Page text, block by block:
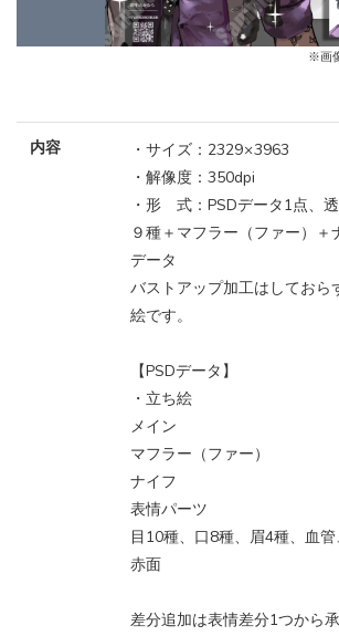
※画
内容
・サイズ：2329 × 3963
・解像度：350dpi
・形 式：PSDデータ1点、
９種＋マフラー（ファー）＋
データ
バストアップ加工はしておら
絵です。
【PSDデータ】
・立ち絵
メイン
マフラー（ファー）
ナイフ
表情パーツ
目10種、口8種、眉4種、血管
赤面
差分追加は表情差分1つから